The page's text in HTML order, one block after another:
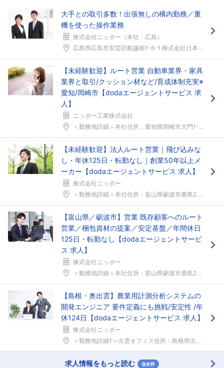
フォローしました
こちらの企業もフォローしませんか？
大手との取引多数！出張無しの構内勤務／重
機を使った操作業務
株式会社ニッポー（本社：広島）
広島県広島市安芸区船越南1-6-1 株式会社日本製...
【未経験歓迎】ルート営業 自動車業界・家具
業界と取引/クッション材など/育成体制充実※
愛知/岡崎市【dodaエージェントサービス 求
人】
ニッポー工業株式会社
＜勤務地詳細＞本社住所：愛知県岡崎市大門1-6-6...
【未経験歓迎】法人ルート営業｜飛び込みな
し・年休125日・転勤なし｜創業50年以上メ
ーカー【dodaエージェントサービス 求人】
株式会社ニッポー
＜勤務地詳細＞本社住所：富山県砺波市鹿島251 勤...
【富山県／砺波市】営業 既存顧客へのルート
営業／梱包資材の提案／安定基盤／年間休日
125日・転勤なし【dodaエージェントサービ
ス 求人】
株式会社ニッポー
＜勤務地詳細＞本社住所：富山県砺波市鹿島251 勤...
【島根・奥出雲】農業用計測分析システムの
開発エンジニア 要件定義にも挑戦/安定性 /年
休124日【dodaエージェントサービス 求人】
株式会社ニッポー
＜勤務地詳細1＞出雲オフィス住所：島根県出雲市高岡...
求人情報をもっと読む 全8件